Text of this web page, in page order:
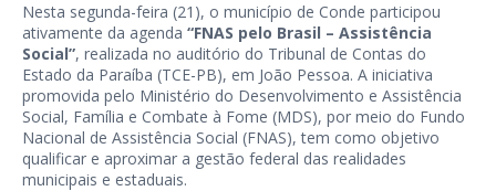
Nesta segunda-feira (21), o município de Conde participou
ativamente da agenda “FNAS pelo Brasil – Assistência
Social”, realizada no auditório do Tribunal de Contas do
Estado da Paraíba (TCE-PB), em João Pessoa. A iniciativa
promovida pelo Ministério do Desenvolvimento e Assistência
Social, Família e Combate à Fome (MDS), por meio do Fundo
Nacional de Assistência Social (FNAS), tem como objetivo
qualificar e aproximar a gestão federal das realidades
municipais e estaduais.